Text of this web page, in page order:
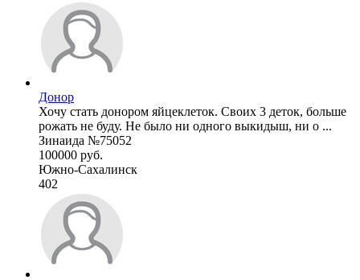
Донор
Хочу стать донором яйцеклеток. Своих 3 деток, больше
рожать не буду. Не было ни одного выкидыш, ни о ...
Зинаида №75052
100000 руб.
Южно-Сахалинск
402